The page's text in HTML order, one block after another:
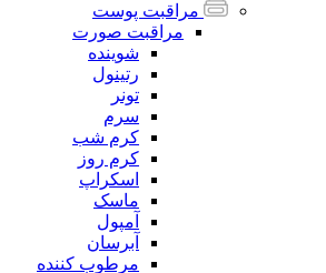
مراقبت پوست
مراقبت صورت
شوینده
رتینول
تونر
سرم
کرم شب
کرم روز
اسکراپ
ماسک
آمپول
آبرسان
مرطوب کننده